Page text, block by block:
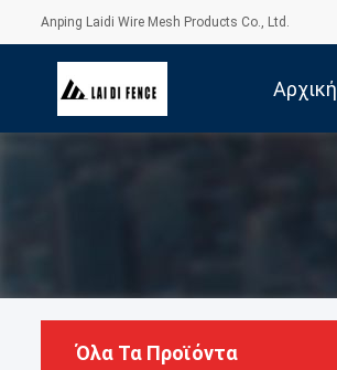
Anping Laidi Wire Mesh Products Co., Ltd.
Αρχική
Όλα Τα Προϊόντα